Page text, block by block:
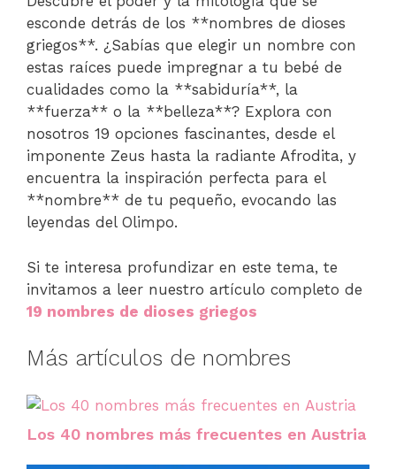
esconde detrás de los **nombres de dioses
griegos**. ¿Sabías que elegir un nombre con
estas raíces puede impregnar a tu bebé de
cualidades como la **sabiduría**, la
**fuerza** o la **belleza**? Explora con
nosotros 19 opciones fascinantes, desde el
imponente Zeus hasta la radiante Afrodita, y
encuentra la inspiración perfecta para el
**nombre** de tu pequeño, evocando las
leyendas del Olimpo.
Si te interesa profundizar en este tema, te
invitamos a leer nuestro artículo completo de
19 nombres de dioses griegos
Más artículos de nombres
Los 40 nombres más frecuentes en Austria